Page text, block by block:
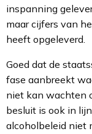
inspanning
maar cijfers van
heeft opgeleverd.
Goed dat de
fase aanbreekt
niet kan wachten
besluit is ook in
alcoholbeleid niet